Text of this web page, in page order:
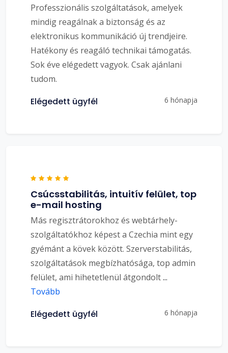
Professzionális szolgáltatások, amelyek
mindig reagálnak a biztonság és az
elektronikus kommunikáció új trendjeire.
Hatékony és reagáló technikai támogatás.
Sok éve elégedett vagyok. Csak ajánlani
tudom.
Elégedett ügyfél 6 hónapja
Csúcsstabilitás, intuitív felület, top
e-mail hosting
Más regisztrátorokhoz és webtárhely-
szolgáltatókhoz képest a Czechia mint egy
gyémánt a kövek között. Szerverstabilitás,
szolgáltatások megbízhatósága, top admin
felület, ami hihetetlenül átgondolt...
Tovább
Elégedett ügyfél 6 hónapja